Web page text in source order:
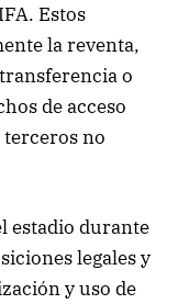
Estos
la reventa,
o
de acceso
no
estadio durante
legales y
y uso de